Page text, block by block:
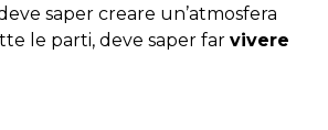
saper creare un’atmosfera
le parti, deve saper far vivere